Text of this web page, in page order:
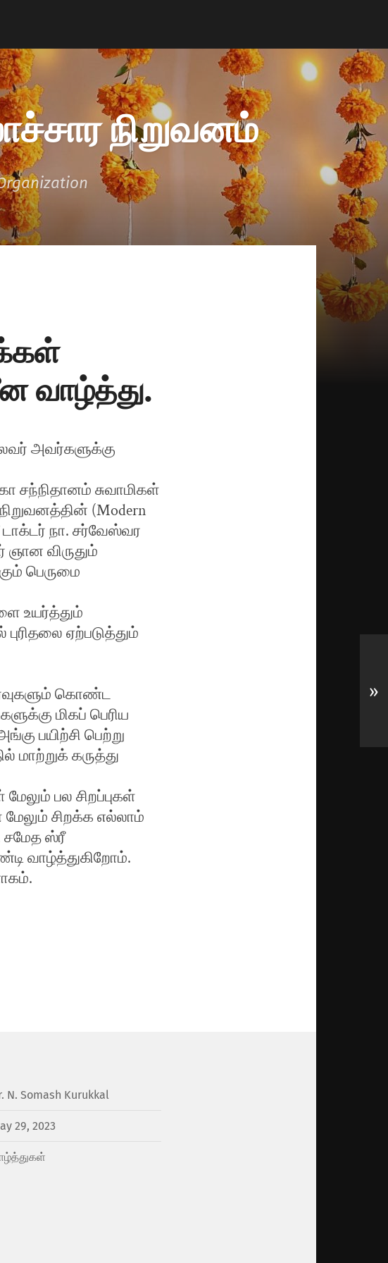
நிறுவனம்
வாழ்த்து.
அவர்களுக்கு
சந்நிதானம் சுவாமிகள்
(Modern
நா. சர்வேஸ்வர
ஞான விருதும்
பெருமை
உயர்த்தும்
ஏற்படுத்தும்
கொண்ட
மிகப் பெரிய
பயிற்சி பெற்று
மாற்றுக் கருத்து
பல சிறப்புகள்
சிறக்க எல்லாம்
ஸ்ரீ
வாழ்த்துகிறோம்.
N. Somash Kurukkal
29, 2023
»